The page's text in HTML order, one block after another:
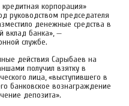
кредитная корпорация»
руководством председателя
денежные средства в
вклад банка», —
службе.
действия Сарыбаев на
получил взятку в
лица, «выступившего в
банковское вознаграждение
депозита».